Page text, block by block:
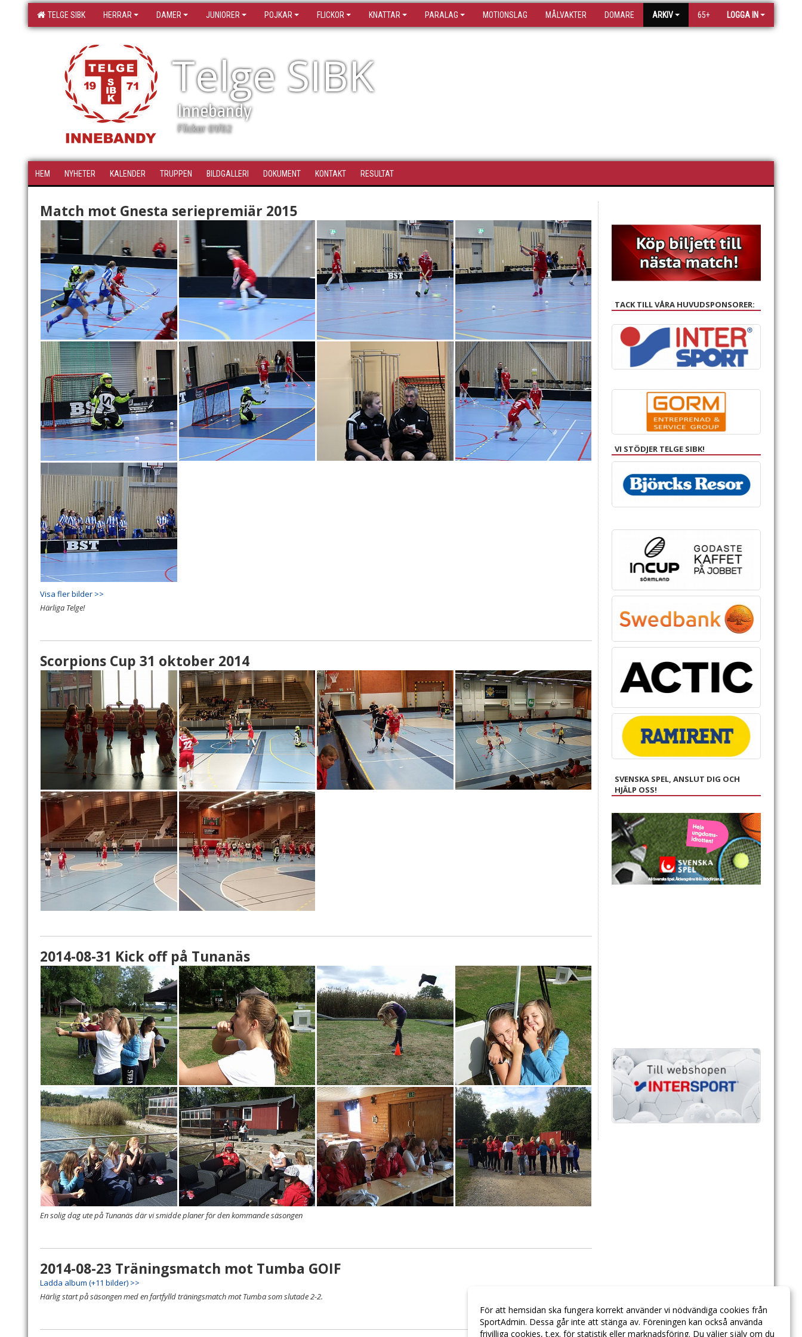
TELGE SIBK HERRAR DAMER JUNIORER POJKAR FLICKOR KNATTAR PARALAG MOTIONSLAG MÅLVAKTER DOMARE ARKIV 65+ LOGGA IN
Telge SIBK
Innebandy
Flickor 01/02
HEM NYHETER KALENDER TRUPPEN BILDGALLERI DOKUMENT KONTAKT RESULTAT
Match mot Gnesta seriepremiär 2015
Visa fler bilder >>
Härliga Telge!
Scorpions Cup 31 oktober 2014
2014-08-31 Kick off på Tunanäs
En solig dag ute på Tunanäs där vi smidde planer för den kommande säsongen
2014-08-23 Träningsmatch mot Tumba GOIF
Ladda album (+11 bilder) >>
Härlig start på säsongen med en fartfylld träningsmatch mot Tumba som slutade 2-2.
TACK TILL VÅRA HUVUDSPONSORER:
VI STÖDJER TELGE SIBK!
SVENSKA SPEL, ANSLUT DIG OCH
HJÄLP OSS!
För att hemsidan ska fungera korrekt använder vi nödvändiga cookies från
SportAdmin. Dessa går inte att stänga av. Föreningen kan också använda
frivilliga cookies, t.ex. för statistik eller marknadsföring. Du väljer själv om du